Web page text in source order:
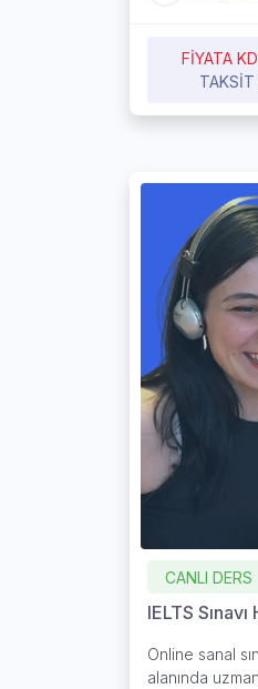
FIYATA
TAKSIT
CANLI DERS
IELTS Sınavı
Online sanal
alanında